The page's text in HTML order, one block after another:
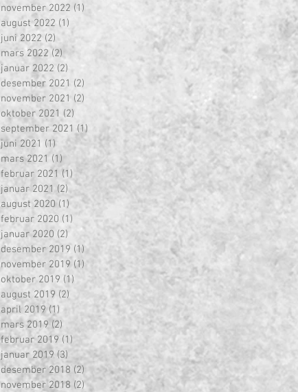
november 2022 (1) 1 innlegg
august 2022 (1)
juni 2022 (2)
mars 2022 (2)
januar 2022 (2)
desember 2021 (2)
november 2021 (2)
oktober 2021 (2)
september 2021 (1) 1 innlegg
juni 2021 (1) 1 innlegg
mars 2021 (1)
februar 2021 (1) 1 innlegg
januar 2021 (2) 2 innlegg
august 2020 (1) 1 innlegg
februar 2020 (1) 1 innlegg
januar 2020 (2) 2 innlegg
desember 2019 (1)1 innlegg
november 2019 (1) 1 innlegg
oktober 2019 (1) 1 innlegg
august 2019 (2) 2 innlegg
april 2019 (1)
mars 2019 (2) 2 innlegg
februar 2019 (1) 1 innlegg
januar 2019 (3) 3 innlegg
desember 2018 (2) 2 innlegg
november 2018 (2)2 innlegg